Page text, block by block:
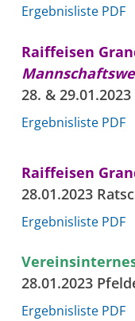
Ergebnisliste PDF
Raiffeisen
28. &
Ergebnisliste PDF
Raiffeisen
28.01.2023
Ergebnisliste PDF
28.01.2023
Ergebnisliste PDF